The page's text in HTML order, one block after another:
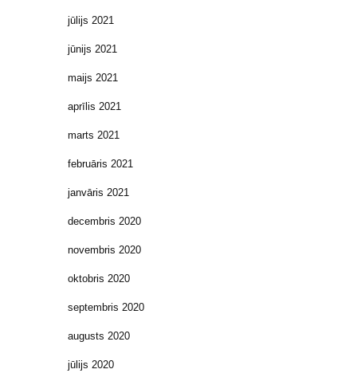
jūlijs 2021
jūnijs 2021
maijs 2021
aprīlis 2021
marts 2021
februāris 2021
janvāris 2021
decembris 2020
novembris 2020
oktobris 2020
septembris 2020
augusts 2020
jūlijs 2020